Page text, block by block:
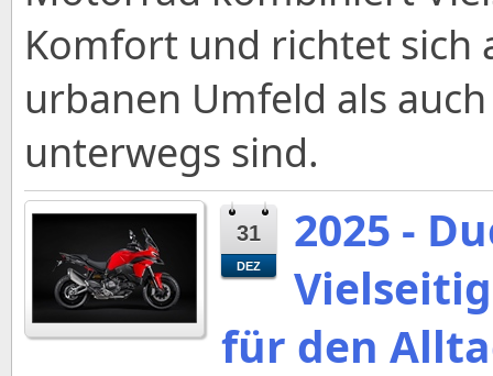
Komfort und richtet sich
urbanen Umfeld als
unterwegs sind.
31
DEZ
2025 -
für den